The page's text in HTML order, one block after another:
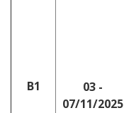
03 -
07/11/2025
B1